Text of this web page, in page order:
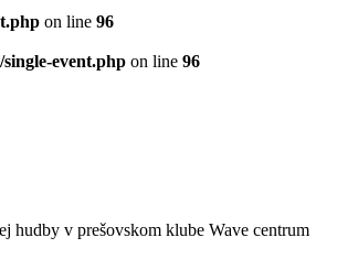
on line 96
event.php on line 96
hudby v prešovskom klube Wave centrum